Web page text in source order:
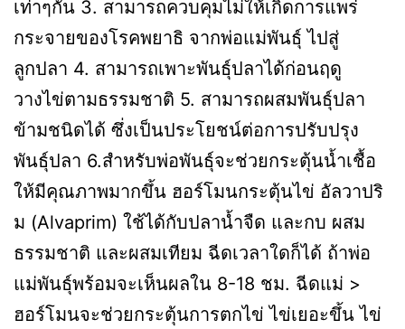
เท่าๆกัน 3. สามารถควบคุมไม่ให้เกิดการแพร่
กระจายของโรคพยาธิ จากพ่อแม่พันธุ์ ไปสู่
ลูกปลา 4. สามารถเพาะพันธุ์ปลาได้ก่อนฤดู
วางไข่ตามธรรมชาติ 5. สามารถผสมพันธุ์ปลา
ข้ามชนิดได้ ซึ่งเป็นประโยชน์ต่อการปรับปรุง
พันธุ์ปลา 6.สำหรับพ่อพันธุ์จะช่วยกระตุ้นน้ำเชื้อ
ให้มีคุณภาพมากขึ้น ฮอร์โมนกระตุ้นไข่ อัลวาปริ
ม (Alvaprim) ใช้ได้กับปลาน้ำจืด และกบ ผสม
ธรรมชาติ และผสมเทียม ฉีดเวลาใดก็ได้ ถ้าพ่อ
แม่พันธุ์พร้อมจะเห็นผลใน 8-18 ชม. ฉีดแม่ >
ฮอร์โมนจะช่วยกระตุ้นการตกไข่ ไข่เยอะขึ้น ไข่